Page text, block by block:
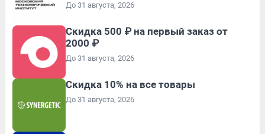
До 31 августа, 2026
Скидка 500 ₽ на первый заказ от
2000 ₽
До 31 августа, 2026
Скидка 10% на все товары
До 31 августа, 2026